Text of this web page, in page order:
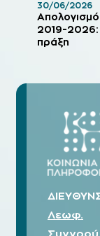
2019-2026:
πράξη
30/06/2026
Λεωφ.
Συγγρού